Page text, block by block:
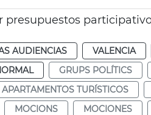
AUDIENCIAS VALENCIA
GRUPS POLÍTICS
APARTAMENTOS TURÍSTICOS
MOCIONS MOCIONES